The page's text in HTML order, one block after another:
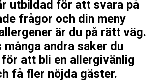
utbildad för att svara på
frågor och din meny
är du på rätt väg.
andra saker du
att bli en allergivänlig
få fler nöjda gäster.